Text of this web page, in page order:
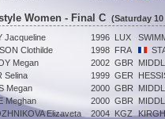
Women - Final C (Saturday 10
Jacqueline 1996 LUX
Clothilde 1998 FRA
Megan 2002 GBR
Selina 1999 GER
Megan 2000 GBR
Meghan 2000 GBR
Elizaveta 2004 KGZ